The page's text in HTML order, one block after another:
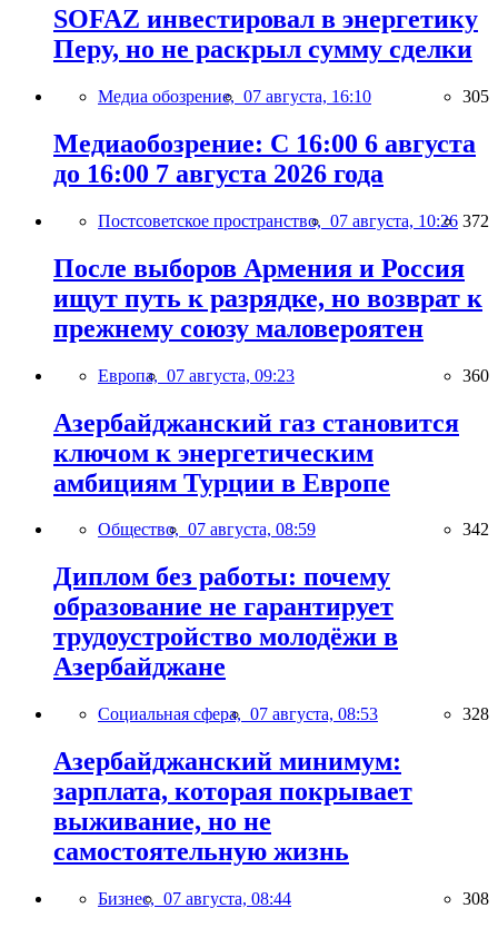
SOFAZ инвестировал в энергетику
Перу, но не раскрыл сумму сделки
Медиа обозрение, 07 августа, 16:10 305
Медиаобозрение: С 16:00 6 августа
до 16:00 7 августа 2026 года
Постсоветское пространство, 07 августа, 10:26 372
После выборов Армения и Россия
ищут путь к разрядке, но возврат к
прежнему союзу маловероятен
Европа, 07 августа, 09:23 360
Азербайджанский газ становится
ключом к энергетическим
амбициям Турции в Европе
Общество, 07 августа, 08:59 342
Диплом без работы: почему
образование не гарантирует
трудоустройство молодёжи в
Азербайджане
Социальная сфера, 07 августа, 08:53 328
Азербайджанский минимум:
зарплата, которая покрывает
выживание, но не
самостоятельную жизнь
Бизнес, 07 августа, 08:44 308